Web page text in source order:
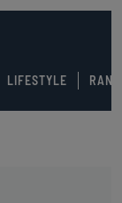
LIFESTYLE